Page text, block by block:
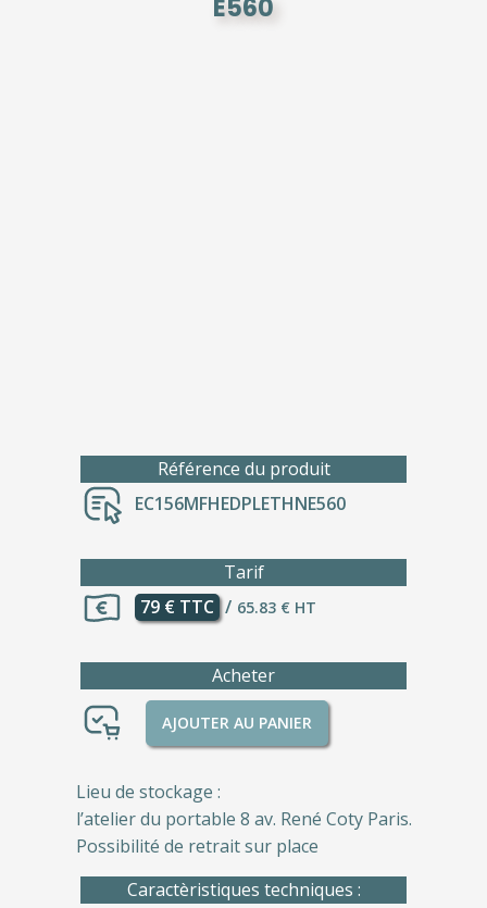
E560
Référence du produit
EC156MFHEDPLETHNE560
Tarif
79 € TTC / 65.83 € HT
Acheter
AJOUTER AU PANIER
Lieu de stockage :
l’atelier du portable 8 av. René Coty Paris.
Possibilité de retrait sur place
Caractèristiques techniques :